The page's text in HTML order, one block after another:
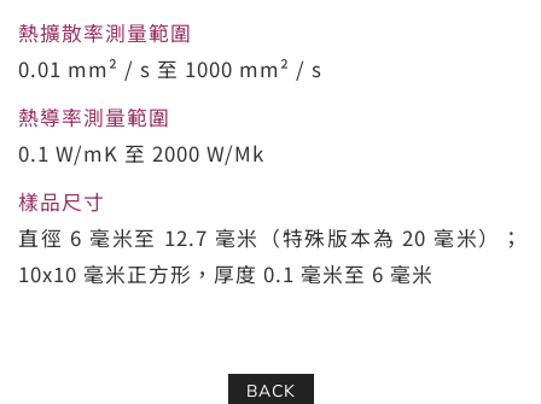
熱擴散率測量範圍
0.01 mm² / s 至 1000 mm² / s
熱導率測量範圍
0.1 W/mK 至 2000 W/Mk
樣品尺寸
直徑 6 毫米至 12.7 毫米（特殊版本為 20 毫米）；
10x10 毫米正方形，厚度 0.1 毫米至 6 毫米
BACK